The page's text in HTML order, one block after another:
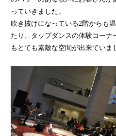
っていきました。
吹き抜けになっている2階からも
たり、タップダンスの体験コーナ
もとても素敵な空間が出来ていま